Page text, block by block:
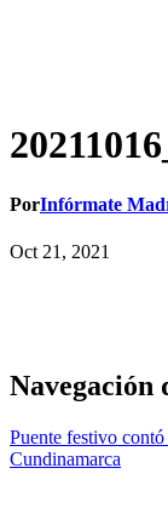
PorInfórmate
Oct 21, 2021
Navegación
Puente festivo
Cundinamarca